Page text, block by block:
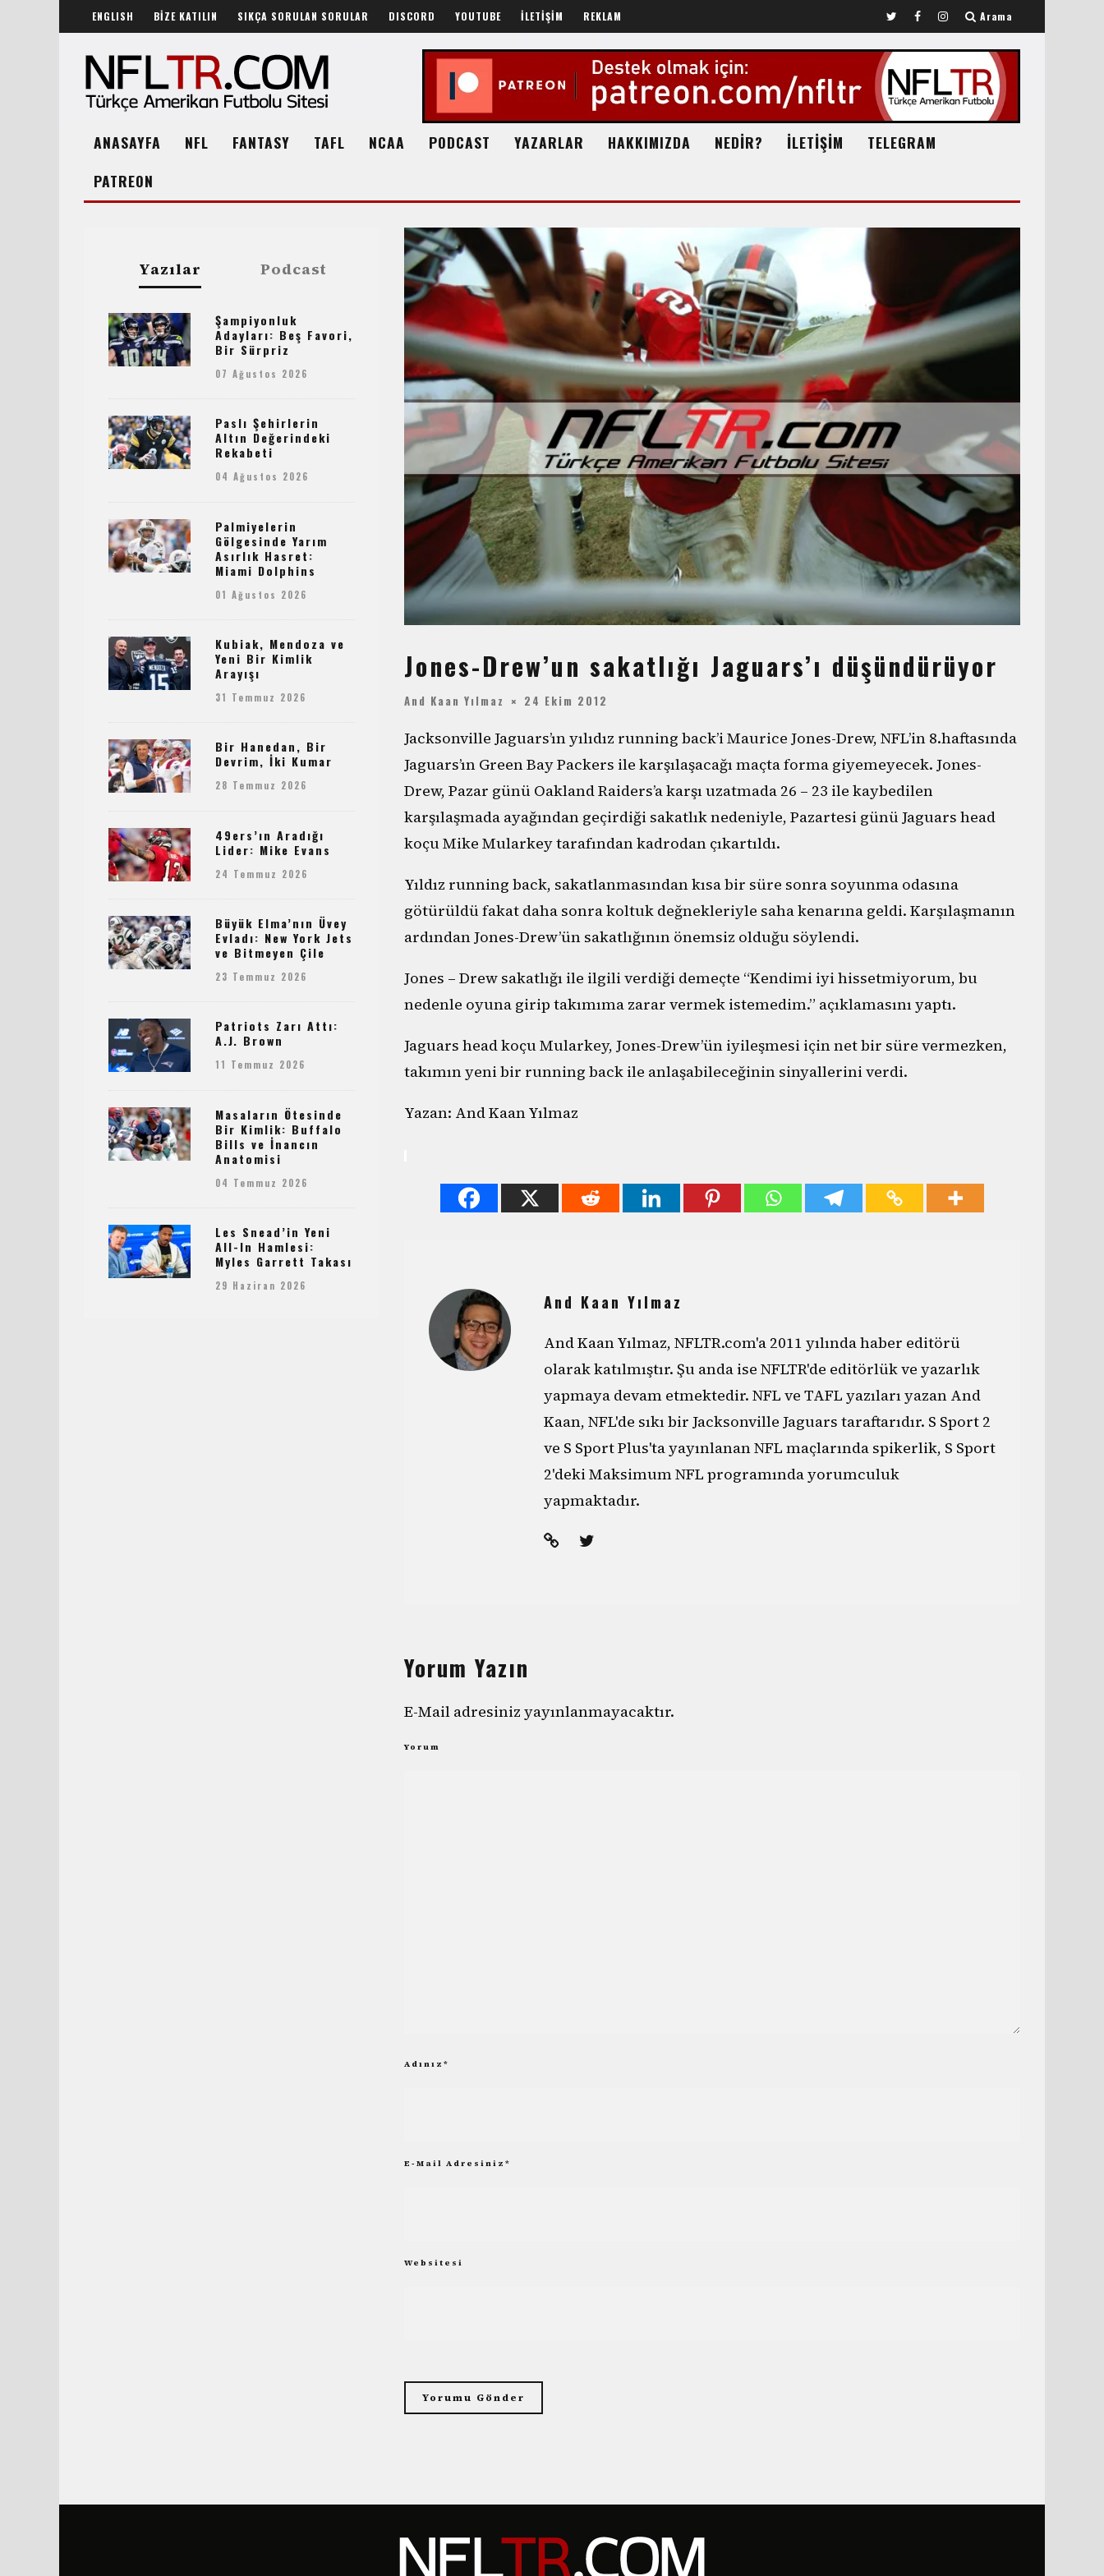
ENGLISH BİZE KATILIN SIKÇA SORULAN SORULAR DISCORD YOUTUBE İLETİŞİM REKLAM Arama
ANASAYFA NFL FANTASY TAFL NCAA PODCAST YAZARLAR HAKKIMIZDA NEDİR? İLETİŞİM
TELEGRAM
PATREON
Jones-Drew’un sakatlığı Jaguars’ı düşündürüyor
And Kaan Yılmaz 24 Ekim 2012
Jacksonville Jaguars’ın yılıdız running back’i Maurice Jones-Drew, NFL’in 8.haftasında
Jaguars’ın Green Bay Packers ile karşılaşacağı maçta forma giyemeyecek. Jones-
Drew, Pazar günü Oakland Raiders’a karşı uzatmada 26 – 23 ile kaybedilen
karşılaşmada ayağından geçirdiği sakatlık nedeniyle, Pazartesi günü Jaguars head
koçu Mike Mularkey tarafından kadrodan çıkartıldı.
Yıldız running back, sakatlanmasından kısa bir süre sonra soyunma odasına
götürüldü fakat daha sonra koltuk değnekleriyle saha kenarına geldi. Karşılaşmanın
ardından Jones-Drew’ün sakatlığının önemsiz olduğu söylendi.
Jones – Drew sakatlığı ile ilgili verdiği demeçte “Kendimi iyi hissetmiyorum, bu
nedenle oyuna girip takımıma zarar vermek istemedim.” açıklamasını yaptı.
Jaguars head koçu Mularkey, Jones-Drew’ün iyileşmesi için net bir süre vermezken,
takımın yeni bir running back ile anlaşabileceğinin sinyallerini verdi.
Yazan: And Kaan Yılmaz
And Kaan Yılmaz
And Kaan Yılmaz, NFLTR.com'a 2011 yılında haber editörü
olarak katılmıştır. Şu anda ise NFLTR'de editörlük ve yazarlık
yapmaya devam etmektedir. NFL ve TAFL yazıları yazan And
Kaan, NFL'de sıkı bir Jacksonville Jaguars taraftarıdır. S Sport 2
ve S Sport Plus'ta yayınlanan NFL maçlarında spikerlik, S Sport
2'deki Maksimum NFL programında yorumculuk
yapmaktadır.
Yorum Yazın
E-Mail adresiniz yayınlanmayacaktır.
Yorum
Adınız *
E-Mail Adresiniz *
Websitesi
Yazılar Podcast
Şampiyonluk
Adayları: Beş Favori,
Bir Sürpriz
07 Ağustos 2026
Paslı Şehirlerin
Altın Değerindeki
Rekabeti
04 Ağustos 2026
Palmiyelerin
Gölgesinde Yarım
Asırlık Hasret:
Miami Dolphins
01 Ağustos 2026
Kubiak, Mendoza ve
Yeni Bir Kimlik
Arayışı
31 Temmuz 2026
Bir Hanedan, Bir
Devrim, İki Kumar
28 Temmuz 2026
49ers’ın Aradığı
Lider: Mike Evans
24 Temmuz 2026
Büyük Elma’nın Üvey
Evladı: New York Jets
ve Bitmeyen Çile
23 Temmuz 2026
Patriots Zarı Attı:
A.J. Brown
11 Temmuz 2026
Masaların Ötesinde
Bir Kimlik: Buffalo
Bills ve İnancın
Anatomisi
04 Temmuz 2026
Les Snead’in Yeni
All-In Hamlesi:
Myles Garrett Takası
29 Haziran 2026